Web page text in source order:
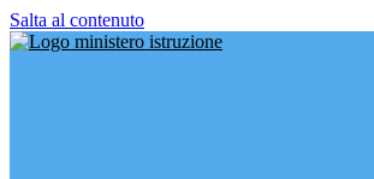
Salta al contenuto